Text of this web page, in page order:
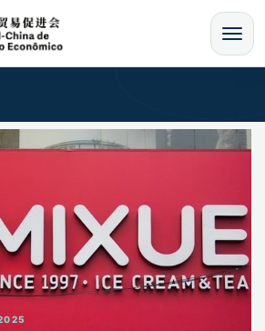
MENU